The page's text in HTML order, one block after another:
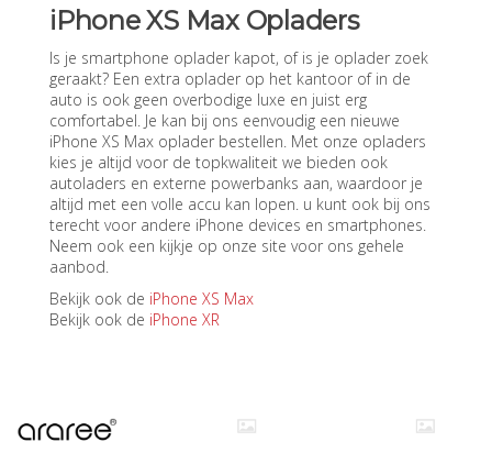
iPhone XS Max Opladers
Is je smartphone oplader kapot, of is je oplader zoek
geraakt? Een extra oplader op het kantoor of in de
auto is ook geen overbodige luxe en juist erg
comfortabel. Je kan bij ons eenvoudig een nieuwe
iPhone XS Max oplader bestellen. Met onze opladers
kies je altijd voor de topkwaliteit we bieden ook
autoladers en externe powerbanks aan, waardoor je
altijd met een volle accu kan lopen. u kunt ook bij ons
terecht voor andere iPhone devices en smartphones.
Neem ook een kijkje op onze site voor ons gehele
aanbod.
Bekijk ook de iPhone XS Max
Bekijk ook de iPhone XR